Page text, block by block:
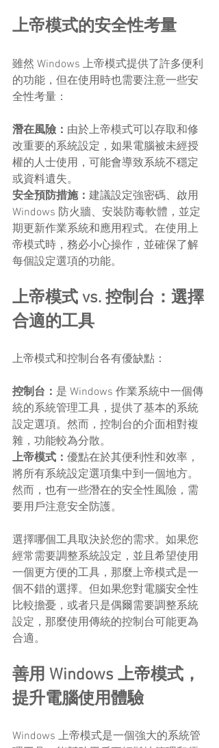
上帝模式的安全性考量
雖然 Windows 上帝模式提供了許多便利
的功能，但在使用時也需要注意一些安
全性考量：
潛在風險： 由於上帝模式可以存取和修
改重要的系統設定，如果電腦被未經授
權的人士使用，可能會導致系統不穩定
或資料遺失。
安全預防措施： 建議設定強密碼、啟用
Windows 防火牆、安裝防毒軟體，並定
期更新作業系統和應用程式。在使用上
帝模式時，務必小心操作，並確保了解
每個設定選項的功能。
上帝模式 vs. 控制台：選擇
合適的工具
上帝模式和控制台各有優缺點：
控制台： 是 Windows 作業系統中一個傳
統的系統管理工具，提供了基本的系統
設定選項。然而，控制台的介面相對複
雜，功能較為分散。
上帝模式： 優點在於其便利性和效率，
將所有系統設定選項集中到一個地方。
然而，也有一些潛在的安全性風險，需
要用戶注意安全防護。
選擇哪個工具取決於您的需求。如果您
經常需要調整系統設定，並且希望使用
一個更方便的工具，那麼上帝模式是一
個不錯的選擇。但如果您對電腦安全性
比較擔憂，或者只是偶爾需要調整系統
設定，那麼使用傳統的控制台可能更為
合適。
善用 Windows 上帝模式，
提升電腦使用體驗
Windows 上帝模式是一個強大的系統管